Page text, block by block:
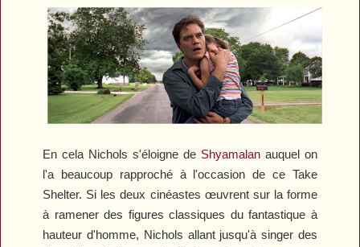
En cela Nichols s'éloigne de Shyamalanauquel on
l'a beaucoup rapproché à l'occasion de ce Take
Shelter. Si les deux cinéastes œuvrent sur la forme
à ramener des figures classiques du fantastique à
hauteur d'homme, Nichols allant jusqu'à singer des